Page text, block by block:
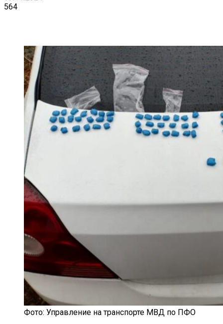
564
Фото: Управление на транспорте МВД по ПФО